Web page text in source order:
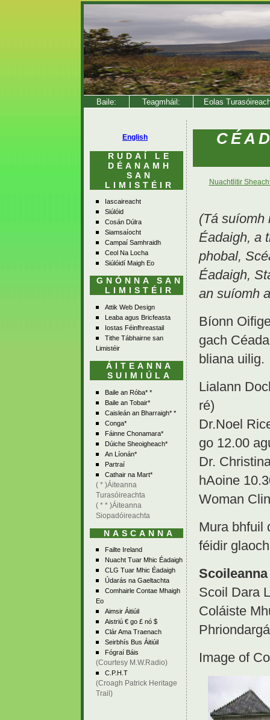
Baile: Teagmháil: Eolas
English
RUDAÍ LE
DÉANAMH
SAN
LIMISTÉIR
Iascaireacht
Siúlóid
Cosán Dúlra
Siamsaíocht
Campaí Samhraidh
Ceol Na Locha
Siúlóidí Maigh Eo
GNÓNNA SAN
LIMISTÉIR
Attik Web Design
Leaba agus Bricfeasta
Iostas Féinfhreastail
Tithe Tábhairne san
Limistéir
ÁITEANNA
SUIMIÚLA
Baile an Róba* *
Baile an Tobair*
Caisleán an Bharraigh* *
Conga*
Fáinne Chonamara*
Dúiche Sheoigheach*
An Líonán*
Partraí
Cathair na Mart*
( * )Áiteanna
Turasóireachta
( * * )Áiteanna
Siopadóireachta
NASCANNA
Failte Ireland
Nuacht Tuar Mhic Éadaigh
CLG Tuar Mhic Éadaigh
Údarás na Gaeltachta
Comhairle Contae Mhaigh
Eo
Aimsir Áitiúil
Aistriú € go £ nó $
Clár Ama Traenach
Seirbhís Bus Áitiúil
Fógraí Báis
(Courtesy M.W.Radio)
C.P.H.T
(Croagh Patrick Heritage
Trail)
Nuachtlitir
(Tá suíomh
Éadaigh, a
phobal,
Éadaigh,
an suíomh
Bíonn
gach
bliana uilig.
Lialann
ré)
Dr.Noel
go 12.00
Dr.
hAoine
Woman
Mura bhfuil
féidir
Scoil Dara
Coláiste
Image of